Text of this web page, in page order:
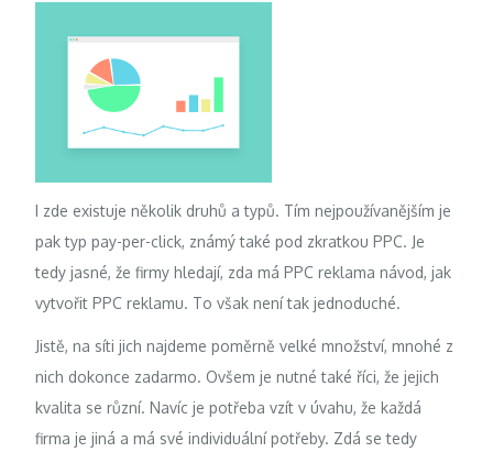
I zde existuje několik druhů a typů. Tím nejpoužívanějším je
pak typ pay-per-click, známý také pod zkratkou PPC. Je
tedy jasné, že firmy hledají, zda máPPC reklama návod,jak
vytvořit PPC reklamu. To však není tak jednoduché.
Jistě, na síti jich najdeme poměrně velké množství, mnohé z
nich dokonce zadarmo. Ovšem je nutné také říci, že jejich
kvalita se různí. Navíc je potřeba vzít v úvahu, že každá
firma je jiná a má své individuální potřeby. Zdá se tedy